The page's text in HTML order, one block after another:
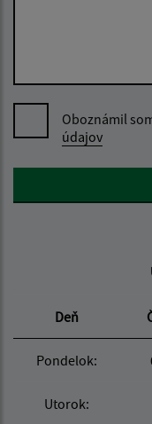
Oboznámil
údajov
Google reCaptcha
Deň
Pondelok:
Utorok: